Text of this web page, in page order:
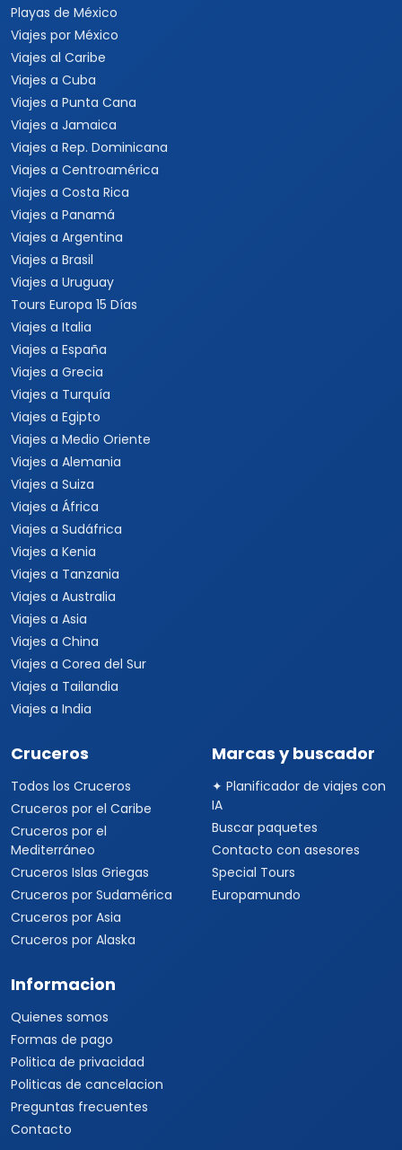
Playas de México
Viajes por México
Viajes al Caribe
Viajes a Cuba
Viajes a Punta Cana
Viajes a Jamaica
Viajes a Rep. Dominicana
Viajes a Centroamérica
Viajes a Costa Rica
Viajes a Panamá
Viajes a Argentina
Viajes a Brasil
Viajes a Uruguay
Tours Europa 15 Días
Viajes a Italia
Viajes a España
Viajes a Grecia
Viajes a Turquía
Viajes a Egipto
Viajes a Medio Oriente
Viajes a Alemania
Viajes a Suiza
Viajes a África
Viajes a Sudáfrica
Viajes a Kenia
Viajes a Tanzania
Viajes a Australia
Viajes a Asia
Viajes a China
Viajes a Corea del Sur
Viajes a Tailandia
Viajes a India
Cruceros
Todos los Cruceros
Cruceros por el Caribe
Cruceros por el
Mediterráneo
Cruceros Islas Griegas
Cruceros por Sudamérica
Cruceros por Asia
Cruceros por Alaska
Marcas y buscador
✦ Planificador de viajes con
IA
Buscar paquetes
Contacto con asesores
Special Tours
Europamundo
Informacion
Quienes somos
Formas de pago
Politica de privacidad
Politicas de cancelacion
Preguntas frecuentes
Contacto